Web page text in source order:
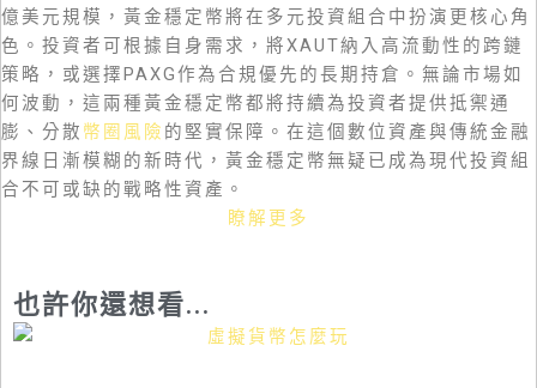
億美元規模，黃金穩定幣將在多元投資組合中扮演更核心角
色。投資者可根據自身需求，將XAUT納入高流動性的跨鏈
策略，或選擇PAXG作為合規優先的長期持倉。無論市場如
何波動，這兩種黃金穩定幣都將持續為投資者提供抵禦通
膨、分散 幣圈風險 的堅實保障。在這個數位資產與傳統金融
界線日漸模糊的新時代，黃金穩定幣無疑已成為現代投資組
合不可或缺的戰略性資產。
瞭解更多
也許你還想看...